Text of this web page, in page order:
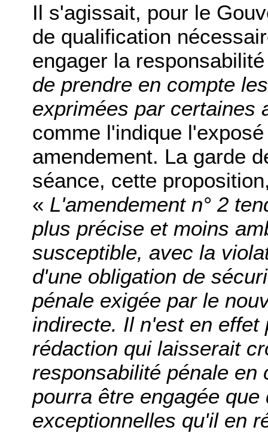
Il s'agissait, pour le
de qualification
engager la
de prendre en compte
exprimées par certaines
comme l'indique
amendement. La garde
séance, cette
« L'amendement n° 2
plus précise et moins
susceptible, avec la
d'une obligation de
pénale exigée par le
indirecte. Il n'est en
rédaction qui laisserait
responsabilité pénale en
pourra être engagée
exceptionnelles qu'il en